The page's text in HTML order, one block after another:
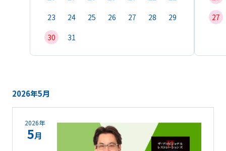
23
24 25 26 27 28
29
30
31
27
2026年5月
2026年
5月